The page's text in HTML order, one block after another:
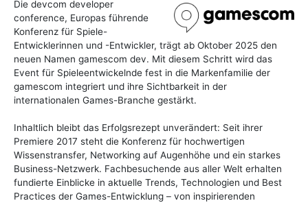
Die devcom developer
conference, Europas führende
Konferenz für Spiele-
Entwicklerinnen und -Entwickler, trägt ab Oktober 2025 den
neuen Namen gamescom dev. Mit diesem Schritt wird das
Event für Spieleentwickelnde fest in die Markenfamilie der
gamescom integriert und ihre Sichtbarkeit in der
internationalen Games-Branche gestärkt.
Inhaltlich bleibt das Erfolgsrezept unverändert: Seit ihrer
Premiere 2017 steht die Konferenz für hochwertigen
Wissenstransfer, Networking auf Augenhöhe und ein starkes
Business-Netzwerk. Fachbesuchende aus aller Welt erhalten
fundierte Einblicke in aktuelle Trends, Technologien und Best
Practices der Games-Entwicklung – von inspirierenden